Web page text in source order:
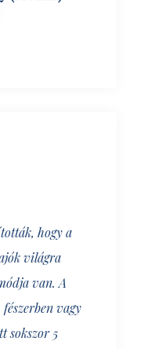
hogy a
világra
van. A
vagy
sokszor 5